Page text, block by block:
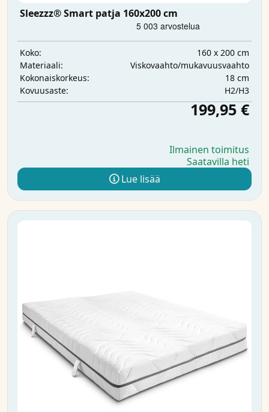
Sleezzz® Smart patja 160x200 cm
Koko:
160 x 200 cm
Materiaali:
Viskovaahto/mukavuusvaahto
Kokonaiskorkeus:
18 cm
Kovuusaste:
H2/H3
199,95 €
Ilmainen toimitus
Saatavilla heti
Lue lisää